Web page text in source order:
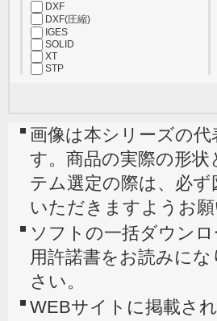
DXF
DXF(圧縮)
IGES
SOLID
XT
STP
画像は本シリーズの
す。商品の実際の形
テム選定の際は、必
いただきますようお願
ソフトの一括ダウン
用許諾書をお読みに
さい。
WEBサイトに掲載さ